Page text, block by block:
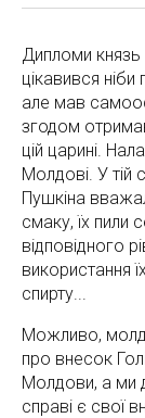
Дипломи
цікавився
але мав
згодом
цій царині.
Молдові. У тій
Пушкіна
смаку, їх пили
відповідного
використання
спирту...
Можливо,
про внесок
Молдови, а ми
справі є свої